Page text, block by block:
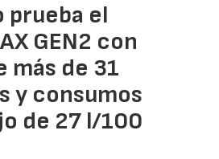
prueba el
GEN2 con
más de 31
y consumos
de 27 l/100